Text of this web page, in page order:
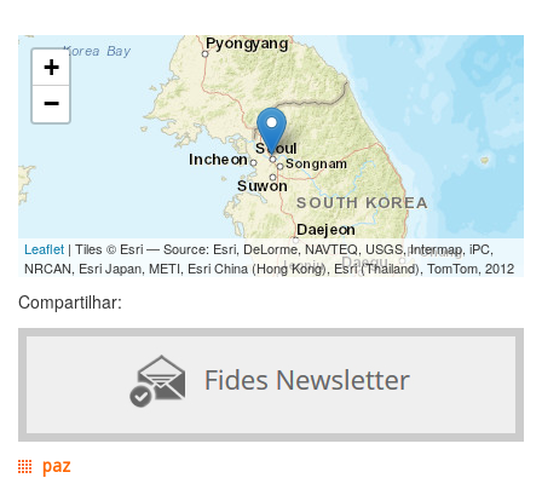
+
−
Leaflet | Tiles © Esri — Source: Esri, DeLorme, NAVTEQ, USGS, Intermap, iPC,
NRCAN, Esri Japan, METI, Esri China (Hong Kong), Esri (Thailand), TomTom, 2012
Compartilhar:
paz